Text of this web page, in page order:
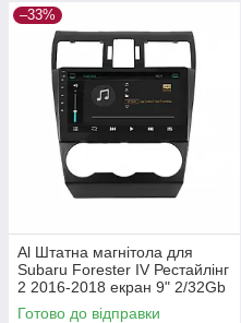
–33%
Al Штатна магнітола для
Subaru Forester IV Рестайлінг
2 2016-2018 екран 9" 2/32Gb
4G Wi-Fi GPS Top Android
Готово до відправки